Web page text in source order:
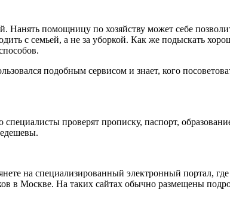
Нанять помощницу по хозяйству может себе
с семьей, а не за уборкой. Как же подыскать
подобным сервисом и знает, кого
проверят прописку, паспорт,
на специализированный электронный портал,
в Москве. На таких сайтах обычно размещены